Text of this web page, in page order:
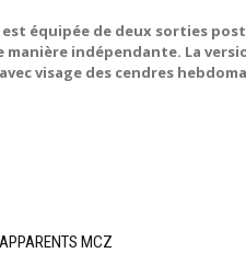
équipée de deux sorties
indépendante. La
visage des cendres
MCZ